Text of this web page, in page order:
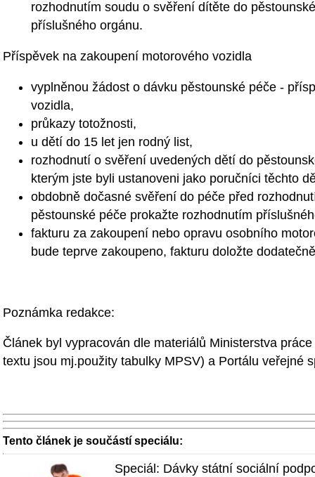
rozhodnutím soudu o svěření dítěte do
příslušného orgánu.
Příspěvek na zakoupení motorového vozidla
vyplněnou žádost o dávku pěstounské péče -
vozidla,
průkazy totožnosti,
u dětí do 15 let jen rodný list,
rozhodnutí o svěření uvedených dětí do
kterým jste byli ustanoveni jako poručníci těchto
obdobně dočasné svěření do péče před
pěstounské péče prokažte rozhodnutím
fakturu za zakoupení nebo opravu osobního
bude teprve zakoupeno, fakturu doložte
Poznámka redakce:
Článek byl vypracován dle materiálů Ministerstva
textu jsou mj.použity tabulky MPSV) a Portálu veřejné
Tento článek je součástí speciálu:
Speciál: Dávky státní sociální